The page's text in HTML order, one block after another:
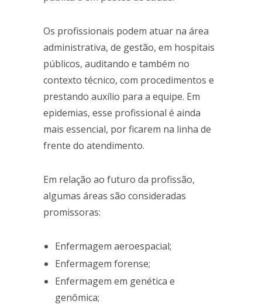
Os profissionais podem atuar na área
administrativa, de gestão, em hospitais
públicos, auditando e também no
contexto técnico, com procedimentos e
prestando auxílio para a equipe. Em
epidemias, esse profissional é ainda
mais essencial, por ficarem na linha de
frente do atendimento.
Em relação ao futuro da profissão,
algumas áreas são consideradas
promissoras:
Enfermagem aeroespacial;
Enfermagem forense;
Enfermagem em genética e
genômica;